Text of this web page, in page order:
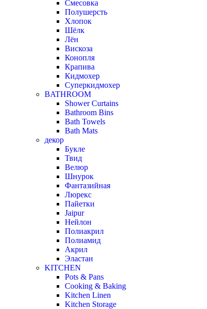
Смесовка
Полушерсть
Хлопок
Шёлк
Лён
Вискоза
Конопля
Крапива
Кидмохер
Суперкидмохер
BATHROOM
Shower Curtains
Bathroom Bins
Bath Towels
Bath Mats
декор
Букле
Твид
Велюр
Шнурок
Фантазийная
Люрекс
Пайетки
Jaipur
Нейлон
Полиакрил
Полиамид
Акрил
Эластан
KITCHEN
Pots & Pans
Cooking & Baking
Kitchen Linen
Kitchen Storage